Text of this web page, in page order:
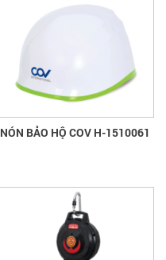
NÓN BẢO HỘ COV H-1510061